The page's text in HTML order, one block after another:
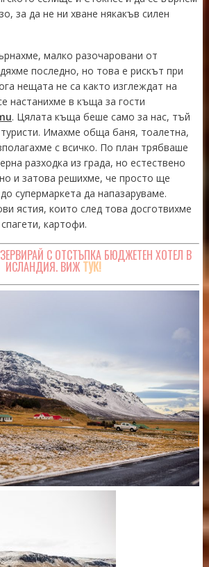
за да не ни хване някакъв силен
малко разочаровани от
последно, но това е рискът при
нещата не са както изглеждат на
настанихме в къща за гости
. Цялата къща беше само за нас, тъй
Имахме обща баня, тоалетна,
с всичко. По план трябваше
разходка из града, но естествено
и затова решихме, че просто ще
супермаркета да напазаруваме.
ястия, които след това досготвихме
картофи.
С ОТСТЪПКА БЮДЖЕТЕН ХОТЕЛ В
ИСЛАНДИЯ. ВИЖ ТУК!